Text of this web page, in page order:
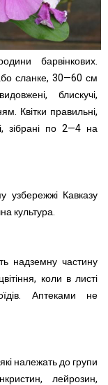
барвінкових.
сланке, 30—60 см
блискучі,
Квітки правильні,
зібрані по 2—4 на
узбережжі Кавказу
культура.
надземну частину
коли в листі
Аптеками не
належать до групи
лейрозин,